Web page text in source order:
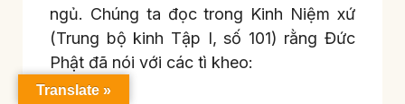
ngủ. Chúng ta đọc trong Kinh Niệm xứ
(Trung bộ kinh Tập I, số 101) rằng Đức
Phật đã nói với các tì kheo:
Translate »